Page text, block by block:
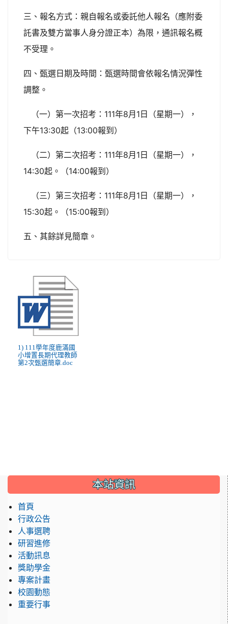
三、報名方式：親自報名或委託他人報名（應附委
託書及雙方當事人身分證正本）為限，通訊報名概
不受理。
四、甄選日期及時間：甄選時間會依報名情況彈性
調整。
（一）第一次招考：111年8月1日（星期一），
下午13:30起（13:00報到）
（二）第二次招考：111年8月1日（星期一），
14:30起。（14:00報到）
（三）第三次招考：111年8月1日（星期一），
15:30起。（15:00報到）
五、其餘詳見簡章。
1) 111學年度鹿滿國
小增置長期代理教師
第2次甄選簡章.doc
::: 本站資訊
首頁
行政公告
人事選聘
研習進修
活動訊息
獎助學金
專案計畫
校園動態
重要行事